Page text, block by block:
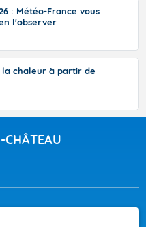
: Météo-France vous
l'observer
chaleur à partir de
CHÂTEAU